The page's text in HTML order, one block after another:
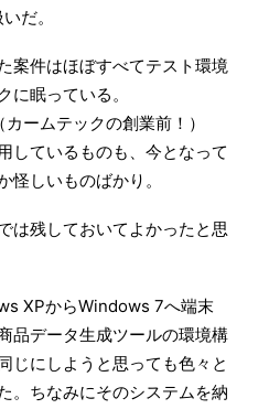
だ。
案件はほぼすべてテスト環境
に眠っている。
ームテックの創業前！）
しているものも、今となって
怪しいものばかり。
は残しておいてよかったと思
XPからWindows 7へ端末
品データ生成ツールの環境構
じにしようと思っても色々と
。ちなみにそのシステムを納